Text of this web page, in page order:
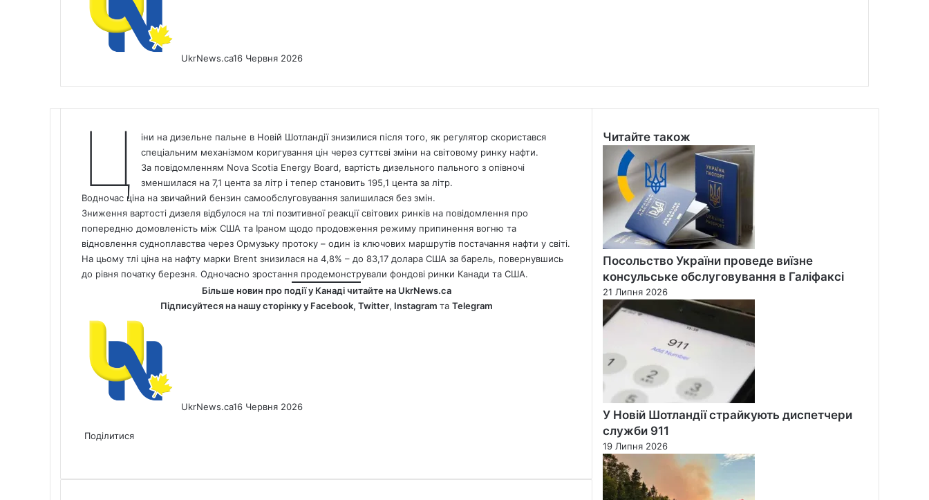
UkrNews.ca16 Червня 2026
Ц
іни на дизельне пальне в Новій Шотландії знизилися після того, як регулятор скористався
спеціальним механізмом коригування цін через суттєві зміни на світовому ринку нафти.
За повідомленням Nova Scotia Energy Board, вартість дизельного пального з опівночі
зменшилася на 7,1 цента за літр і тепер становить 195,1 цента за літр.
Водночас ціна на звичайний бензин самообслуговування залишилася без змін.
Зниження вартості дизеля відбулося на тлі позитивної реакції світових ринків на повідомлення про
попередню домовленість між США та Іраном щодо продовження режиму припинення вогню та
відновлення судноплавства через Ормузьку протоку – один із ключових маршрутів постачання нафти у світі.
На цьому тлі ціна на нафту марки Brent знизилася на 4,8% – до 83,17 долара США за барель, повернувшись
до рівня початку березня. Одночасно зростання продемонстрували фондові ринки Канади та США.
Більше новин про події у Канаді читайте на UkrNews.ca
Підписуйтеся на нашу сторінку у Facebook, Twitter, Instagram та Telegram
UkrNews.ca16 Червня 2026
via
Поділитися
Email
Читайте також
Close
Посольство України проведе виїзне
консульське обслуговування в Галіфаксі
21 Липня 2026
У Новій Шотландії страйкують диспетчери
служби 911
19 Липня 2026